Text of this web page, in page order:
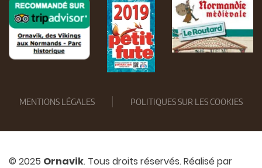
MENTIONS LÉGALES POLITIQUES SUR LES COOKIES
© 2025 Ornavik. Tous droits réservés. Réalisé par